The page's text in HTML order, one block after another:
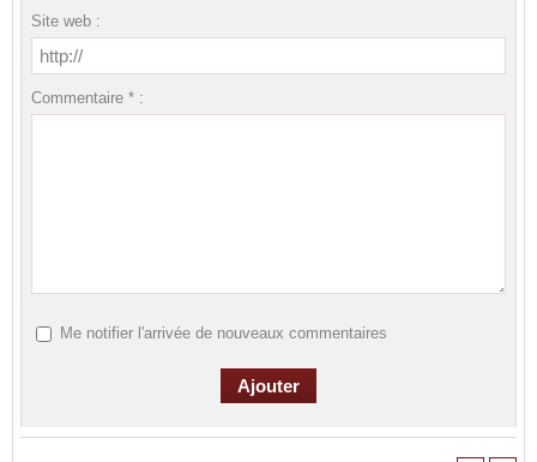
Site web :
Commentaire * :
Me notifier l'arrivée de nouveaux commentaires